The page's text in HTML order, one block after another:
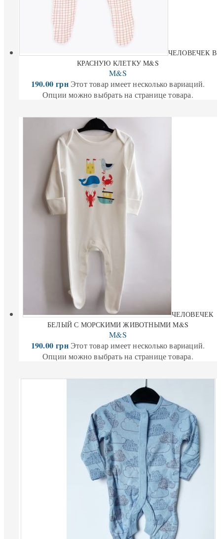
ЧЕЛОВЕЧЕК В
КРАСНУЮ КЛЕТКУ M&S
M&S
190.00грн Этот товар имеет несколько вариаций.
Опции можно выбрать на странице товара.
ЧЕЛОВЕЧЕК
БЕЛЫЙ С МОРСКИМИ ЖИВОТНЫМИ M&S
M&S
190.00грн Этот товар имеет несколько вариаций.
Опции можно выбрать на странице товара.